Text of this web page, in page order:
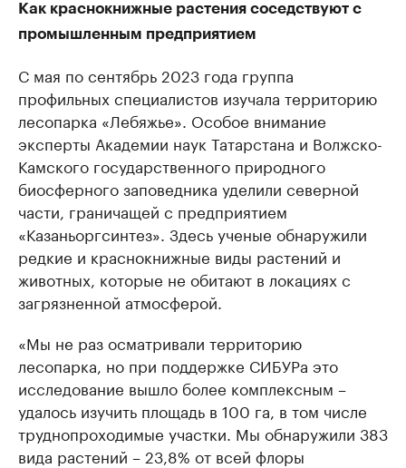
Как краснокнижные растения соседствуют с
промышленным предприятием
С мая по сентябрь 2023 года группа
профильных специалистов изучала территорию
лесопарка «Лебяжье». Особое внимание
эксперты Академии наук Татарстана и Волжско-
Камского государственного природного
биосферного заповедника уделили северной
части, граничащей с предприятием
«Казаньоргсинтез». Здесь ученые обнаружили
редкие и краснокнижные виды растений и
животных, которые не обитают в локациях с
загрязненной атмосферой.
«Мы не раз осматривали территорию
лесопарка, но при поддержке СИБУРа это
исследование вышло более комплексным –
удалось изучить площадь в 100 га, в том числе
труднопроходимые участки. Мы обнаружили 383
вида растений – 23,8% от всей флоры